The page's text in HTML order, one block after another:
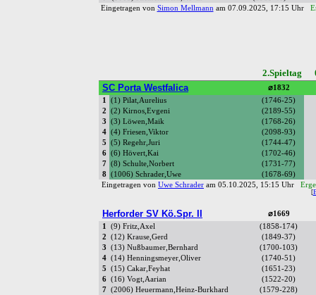
Eingetragen von Simon Mellmannam 07.09.2025, 17:15 Uhr
2.Spieltag
SC Porta Westfalica
⌀1832
1
(1) Pilat,Aurelius
(1746-25)
2
(2) Kirnos,Evgeni
(2189-55)
3
(3) Löwen,Maik
(1768-26)
4 (4) Friesen,Viktor
(2098-93)
5
(5) Regehr,Juri
(1744-47)
6 (6) Hövert,Kai
(1702-46)
7
(8) Schulte,Norbert
(1731-77)
8 (1006) Schrader,Uwe
(1678-69)
Eingetragen von Uwe Schrader am 05.10.2025, 15:15 Uhr
[
Herforder SV Kö.Spr. II
⌀1669
1
(9) Fritz,Axel
(1858-174)
2
(12) Krause,Gerd
(1849-37)
3
(13) Nußbaumer,Bernhard
(1700-103)
4 (14) Henningsmeyer,Oliver
(1740-51)
5
(15) Cakar,Feyhat
(1651-23)
6 (16) Vogt,Aarian
(1522-20)
7
(2006) Heuermann,Heinz-Burkhard
(1579-228)